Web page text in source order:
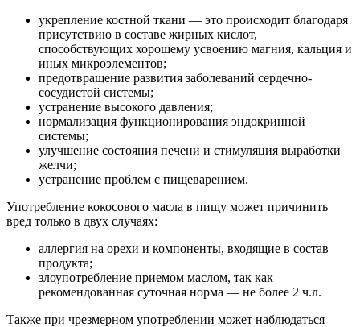
укрепление костной ткани — это происходит благодаря
присутствию в составе жирных кислот,
способствующих хорошему усвоению магния, кальция и
иных микроэлементов;
предотвращение развития заболеваний сердечно-
сосудистой системы;
устранение высокого давления;
нормализация функционирования эндокринной
системы;
улучшение состояния печени и стимуляция выработки
желчи;
устранение проблем с пищеварением.
Употребление кокосового масла в пищу может причинить
вред только в двух случаях:
аллергия на орехи и компоненты, входящие в состав
продукта;
злоупотребление приемом маслом, так как
рекомендованная суточная норма — не более 2 ч.л.
Также при чрезмерном употреблении может наблюдаться